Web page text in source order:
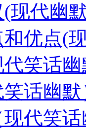
现代幽
优点(
笑话
话幽默
代笑